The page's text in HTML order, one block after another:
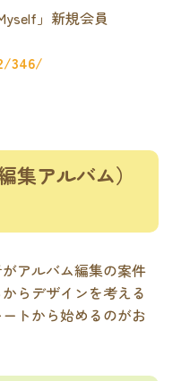
」新規会員
346/
集アルバム）
アルバム編集の案件
らデザインを考える
トから始めるのがお